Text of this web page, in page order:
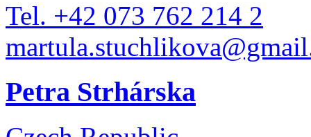
Tel. +42 073 762 214 2
Petra Strhárska